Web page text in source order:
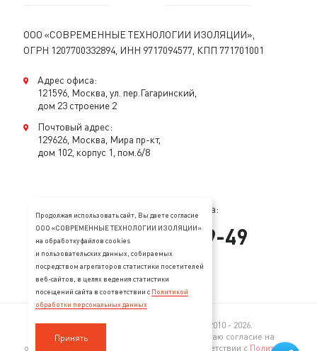
ООО «СОВРЕМЕННЫЕ ТЕХНОЛОГИИ ИЗОЛЯЦИИ»,
ОГРН 1207700332894, ИНН 9717094577, КПП 771701001
Адрес офиса:
121596, Москва, ул. пер.Гагаринский,
дом 23 строение 2
Почтовый адрес:
129626, Москва, Мира пр-кт,
дом 102, корпус 1, пом.6/8
Консультация специалиста:
+7(495)128-89-49
mail@stopzvuk.ru
© 2005—2026 Все права защищены. 2010 - 2026.
Продолжая пользование сайтом, я выражаю согласие на
обработку моих персональных данных в соответствии с Политикой
Продолжая использовать сайт, Вы даете согласие
ООО «СОВРЕМЕННЫЕ ТЕХНОЛОГИИ ИЗОЛЯЦИИ»
на обработку файлов cookies
и пользовательских данных, собираемых
посредством агрегаторов статистики посетителей
веб-сайтов, в целях ведения статистики
посещений сайта в соответствии с Политикой
обработки персональных данных
Принять